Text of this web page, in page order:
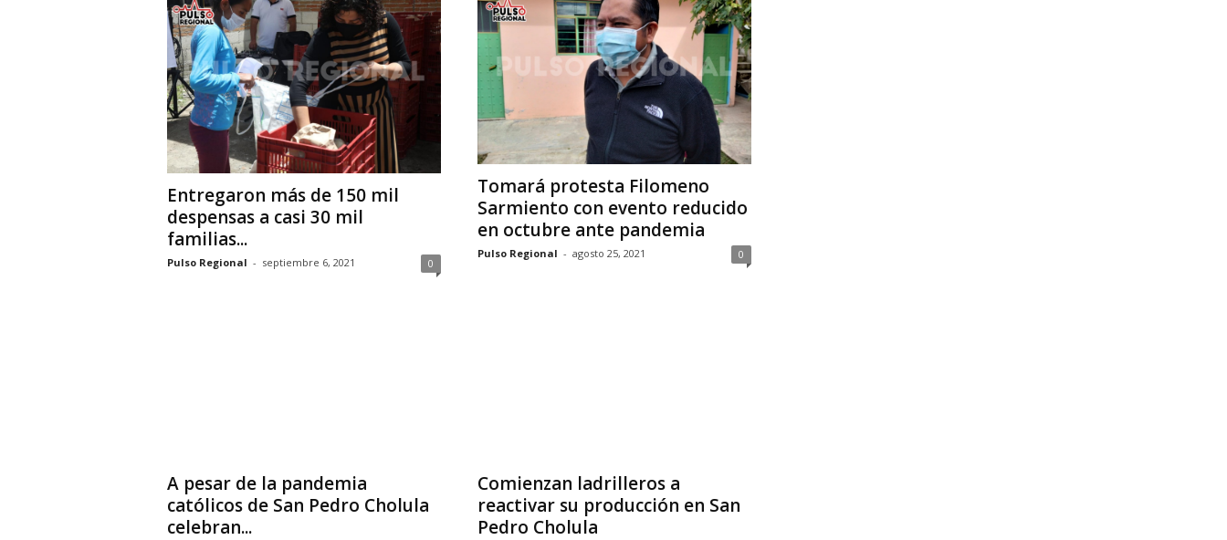
Entregaron más de 150 mil
despensas a casi 30 mil
familias...
Pulso Regional - septiembre 6, 2021 0
Tomará protesta Filomeno
Sarmiento con evento reducido
en octubre ante pandemia
Pulso Regional - agosto 25, 2021 0
A pesar de la pandemia
católicos de San Pedro Cholula
celebran...
Comienzan ladrilleros a
reactivar su producción en San
Pedro Cholula